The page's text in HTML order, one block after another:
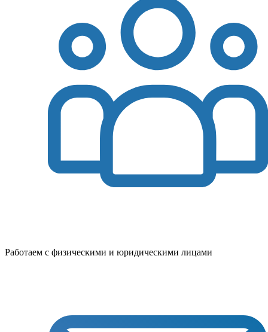
Работаем с физическими и юридическими лицами